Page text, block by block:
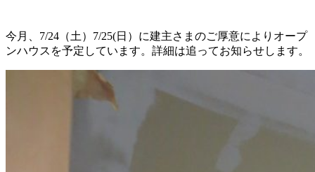
今月、7/24（土）7/25(日）に建主さまのご厚意によりオープ
ンハウスを予定しています。詳細は追ってお知らせします。